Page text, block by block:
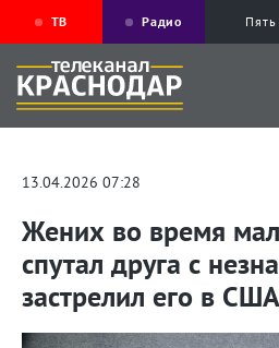
ТВ Радио
13.04.2026 07:28
Жених во время
спутал друга с
застрелил его в США